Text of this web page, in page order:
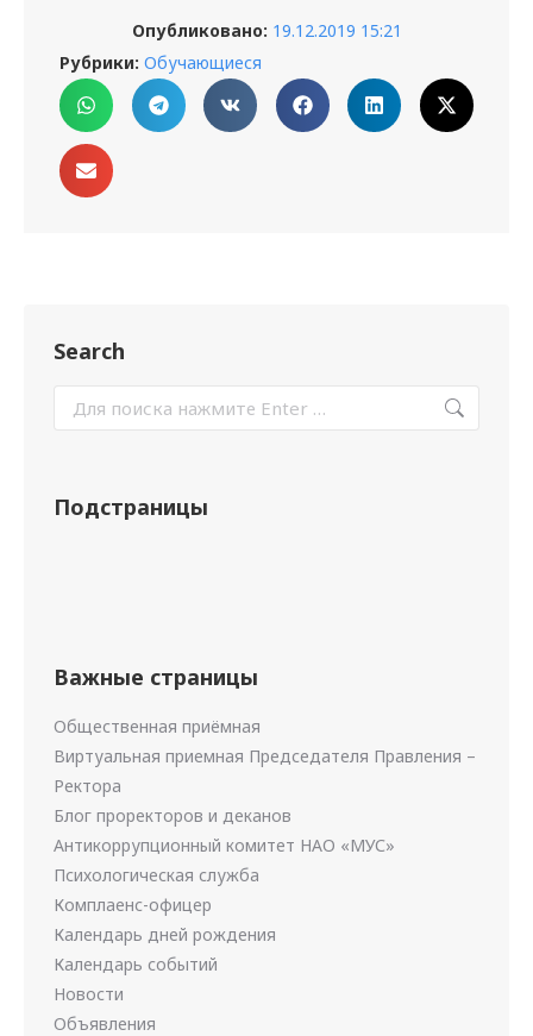
Опубликовано: 19.12.2019 15:21
Рубрики: Обучающиеся
Search
Подстраницы
Важные страницы
Общественная приёмная
Виртуальная приемная Председателя Правления –
Ректора
Блог проректоров и деканов
Антикоррупционный комитет НАО «МУС»
Психологическая служба
Комплаенс-офицер
Календарь дней рождения
Календарь событий
Новости
Объявления